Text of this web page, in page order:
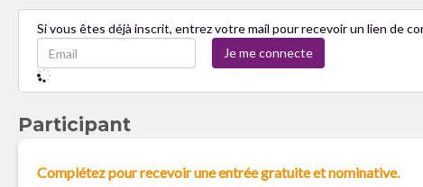
Si vous êtes déjà inscrit, entrez votre mail pour recevoir un lien de
Participant
Complétez pour recevoir une entrée gratuite et nominative.